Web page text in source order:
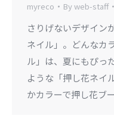
myreco Byweb-staff
さりげないデザイン
ネイル」。どんなカ
ル」は、夏にもぴっ
ような「押し花ネイ
かカラーで押し花ブ